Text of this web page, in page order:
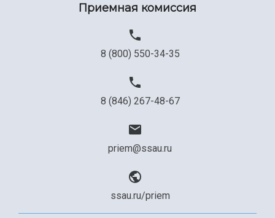
Приемная комиссия
8 (800) 550-34-35
8 (846) 267-48-67
priem@ssau.ru
ssau.ru/priem